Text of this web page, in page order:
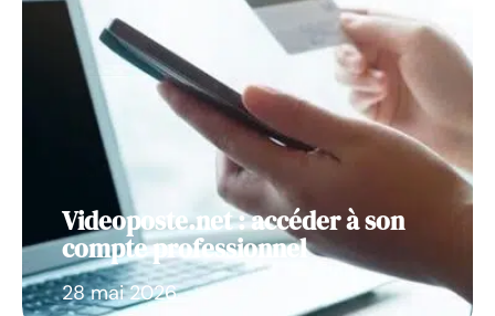
Videoposte.net : accéder à son
compte professionnel
28 mai 2026